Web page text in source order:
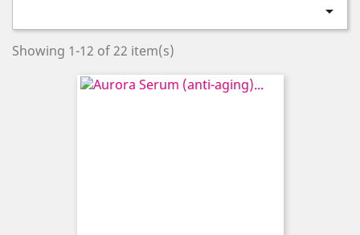

Showing 1-12 of 22 item(s)